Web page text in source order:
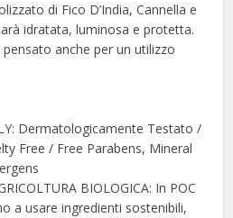
di Fico D’India, Cannella e
idratata, luminosa e protetta.
anche per un utilizzo
Dermatologicamente Testato /
Free / Free Parabens, Mineral
BIOLOGICA: In POC
a usare ingredienti sostenibili,